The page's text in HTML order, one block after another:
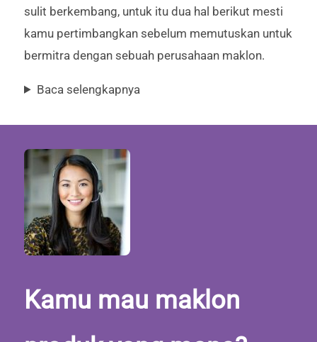
sulit berkembang, untuk itu dua hal berikut mesti
kamu pertimbangkan sebelum memutuskan untuk
bermitra dengan sebuah perusahaan maklon.
Baca selengkapnya
Kamu mau maklon